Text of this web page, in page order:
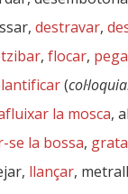
destravar,
, flocar,
(
la mosca,
se la bossa,
llançar,